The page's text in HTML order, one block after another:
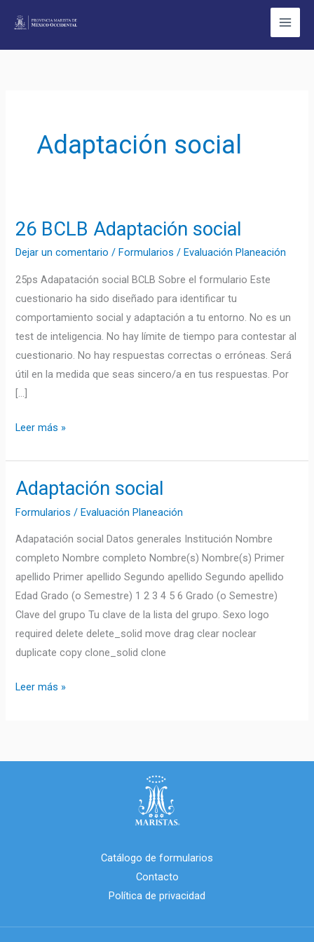
Adaptación social
26 BCLB Adaptación social
Dejar un comentario /Formularios /Evaluación Planeación
25ps Adapatación social BCLB Sobre el formulario Este
cuestionario ha sido diseñado para identificar tu
comportamiento social y adaptación a tu entorno. No es un
test de inteligencia. No hay límite de tiempo para contestar al
cuestionario. No hay respuestas correctas o erróneas. Será
útil en la medida que seas sincero/a en tus respuestas. Por
[…]
26
social
Leer más »
Adaptación social
Formularios /Evaluación Planeación
Adapatación social Datos generales Institución Nombre
completo Nombre completo Nombre(s) Nombre(s) Primer
apellido Primer apellido Segundo apellido Segundo apellido
Edad Grado (o Semestre) 1 2 3 4 5 6 Grado (o Semestre)
Clave del grupo Tu clave de la lista del grupo. Sexo logo
required delete delete_solid move drag clear noclear
duplicate copy clone_solid clone
Adaptación
Leer más »
Catálogo de formularios
Contacto
Política de privacidad